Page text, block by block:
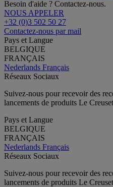
Besoin d'aide ? Contactez-nous.
NOUS APPELER
+32 (0)3 502 50 27
Contactez-nous par mail
Pays et Langue
BELGIQUE
FRANÇAIS
Nederlands Français
Réseaux Sociaux
Suivez-nous pour recevoir des
lancements de produits Le
Pays et Langue
BELGIQUE
FRANÇAIS
Nederlands Français
Réseaux Sociaux
Suivez-nous pour recevoir des
lancements de produits Le